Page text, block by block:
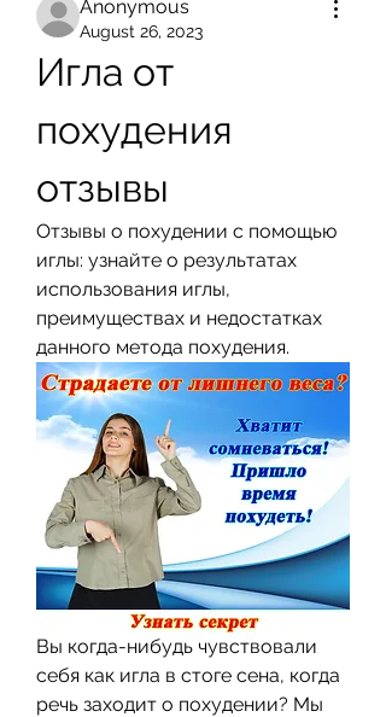
Anonymous
August 26, 2023
Игла от
похудения
отзывы
Отзывы о похудении с помощью
иглы: узнайте о результатах
использования иглы,
преимуществах и недостатках
данного метода похудения.
Вы когда-нибудь чувствовали
себя как игла в стоге сена, когда
речь заходит о похудении? Мы